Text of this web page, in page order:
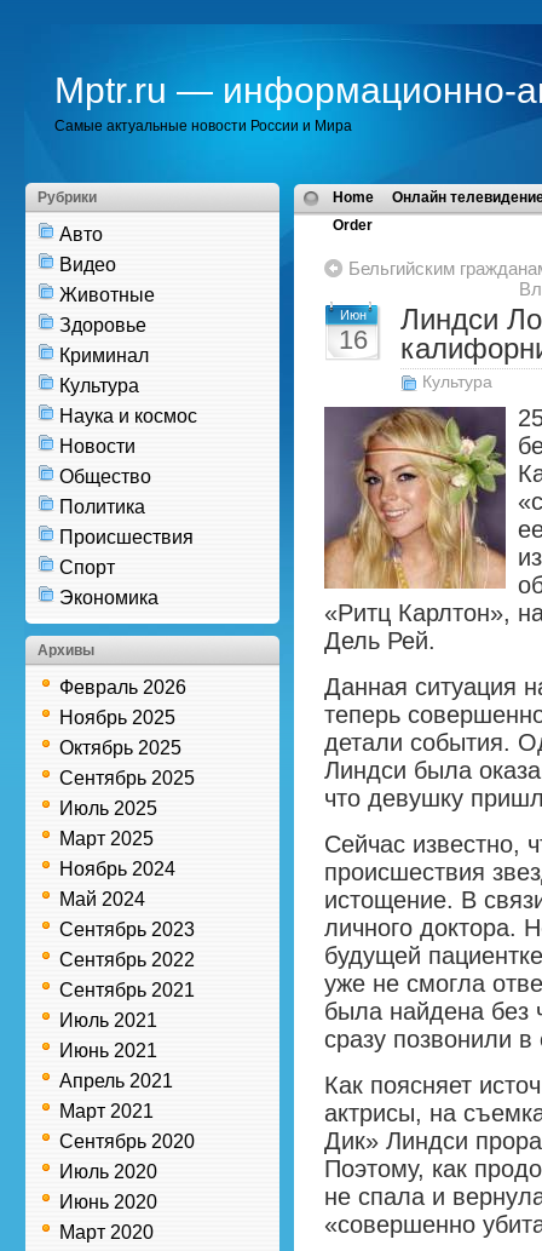
Mptr.ru — информационно-
Самые актуальные новости России и Мира
Рубрики
Авто
Видео
Животные
Здоровье
Криминал
Культура
Наука и космос
Новости
Общество
Политика
Происшествия
Спорт
Экономика
Архивы
Февраль 2026
Ноябрь 2025
Октябрь 2025
Сентябрь 2025
Июль 2025
Март 2025
Ноябрь 2024
Май 2024
Сентябрь 2023
Сентябрь 2022
Сентябрь 2021
Июль 2021
Июнь 2021
Апрель 2021
Март 2021
Сентябрь 2020
Июль 2020
Июнь 2020
Март 2020
Home
Онлайн
Order
Бельгийским
Июн
16
Линдси
Культура
«Ритц Карлтон»,
Дель Рей.
Данная ситуация
теперь
детали события.
Линдси была
что девушку
Сейчас известно,
происшествия
истощение. В
личного доктора.
будущей
уже не смогла
была найдена без
сразу позвонили
Как поясняет
актрисы, на
Дик» Линдси
Поэтому, как
не спала и
«совершенно